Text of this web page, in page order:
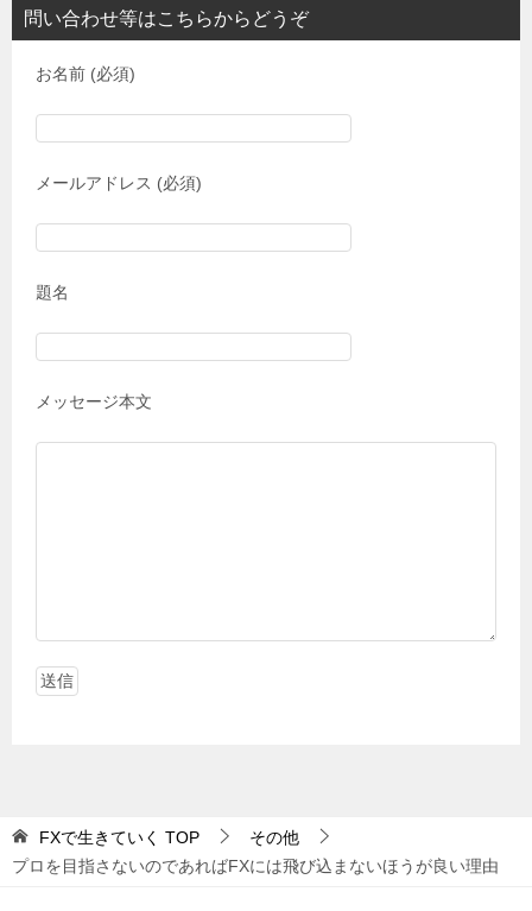
問い合わせ等はこちらからどうぞ
お名前 (必須)
メールアドレス (必須)
題名
メッセージ本文
FXで生きていく TOP
その他
プロを目指さないのであればFXには飛び込まないほうが良い理由